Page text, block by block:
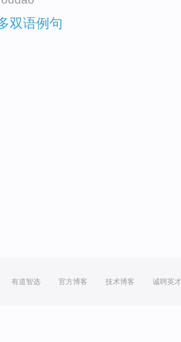
双语例句
有道智选 官方博客 技术博客 诚聘英才